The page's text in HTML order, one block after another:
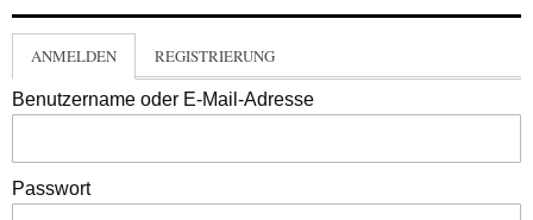
ANMELDEN REGISTRIERUNG
Benutzername oder E-Mail-Adresse
Passwort